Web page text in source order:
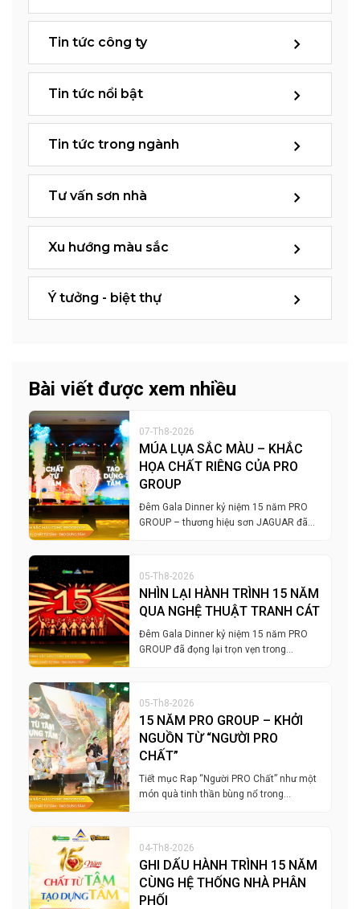
Tin tức công ty
Tin tức nổi bật
Tin tức trong ngành
Tư vấn sơn nhà
Xu hướng màu sắc
Ý tưởng - biệt thự
Bài viết được xem nhiều
07-Th8-2026
MÚA LỤA SẮC MÀU – KHẮC
HỌA CHẤT RIÊNG CỦA PRO
GROUP
Đêm Gala Dinner kỷ niệm 15 năm PRO
GROUP – thương hiệu sơn JAGUAR đã…
05-Th8-2026
NHÌN LẠI HÀNH TRÌNH 15 NĂM
QUA NGHỆ THUẬT TRANH CÁT
Đêm Gala Dinner kỷ niệm 15 năm PRO
GROUP đã đọng lại trọn vẹn trong…
05-Th8-2026
15 NĂM PRO GROUP – KHỞI
NGUỒN TỪ “NGƯỜI PRO
CHẤT”
Tiết mục Rap “Người PRO Chất” như một
món quà tinh thần bùng nổ trong…
04-Th8-2026
GHI DẤU HÀNH TRÌNH 15 NĂM
CÙNG HỆ THỐNG NHÀ PHÂN
PHỐI